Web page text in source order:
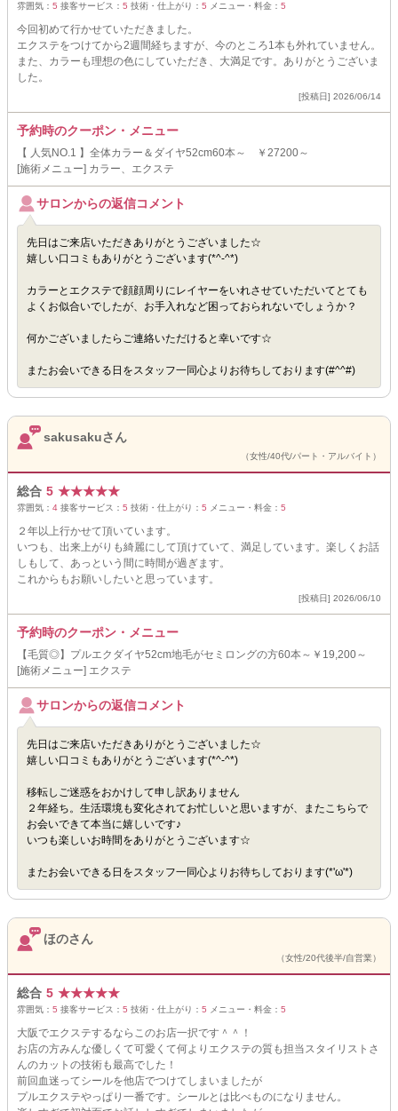
雰囲気： 5 接客サービス： 5 技術・仕上がり： 5 メニュー・料金： 5
今回初めて行かせていただきました。
エクステをつけてから2週間経ちますが、今のところ1本も外れていません。
また、カラーも理想の色にしていただき、大満足です。ありがとうございま
した。
[投稿日] 2026/06/14
予約時のクーポン・メニュー
【 人気NO.1 】全体カラー＆ダイヤ52cm60本～ ￥27200～
[施術メニュー] カラー、エクステ
サロンからの返信コメント
先日はご来店いただきありがとうございました☆
嬉しい口コミもありがとうございます(*^-^*)
カラーとエクステで顔顔周りにレイヤーをいれさせていただいてとても
よくお似合いでしたが、お手入れなど困っておられないでしょうか？
何かございましたらご連絡いただけると幸いです☆
またお会いできる日をスタッフ一同心よりお待ちしております(#^^#)
sakusakuさん
（女性/40代/パート・アルバイト）
総合 5 ★★★★★
雰囲気： 4 接客サービス： 5 技術・仕上がり： 5 メニュー・料金： 5
２年以上行かせて頂いています。
いつも、出来上がりも綺麗にして頂けていて、満足しています。楽しくお話
しもして、あっという間に時間が過ぎます。
これからもお願いしたいと思っています。
[投稿日] 2026/06/10
予約時のクーポン・メニュー
【毛質◎】プルエクダイヤ52cm地毛がセミロングの方60本～￥19,200～
[施術メニュー] エクステ
サロンからの返信コメント
先日はご来店いただきありがとうございました☆
嬉しい口コミもありがとうございます(*^-^*)
移転しご迷惑をおかけして申し訳ありません
２年経ち。生活環境も変化されてお忙しいと思いますが、またこちらで
お会いできて本当に嬉しいです♪
いつも楽しいお時間をありがとうございます☆
またお会いできる日をスタッフ一同心よりお待ちしております(*'ω'*)
ほのさん
（女性/20代後半/自営業）
総合 5 ★★★★★
雰囲気： 5 接客サービス： 5 技術・仕上がり： 5 メニュー・料金： 5
大阪でエクステするならこのお店一択です＾＾！
お店の方みんな優しくて可愛くて何よりエクステの質も担当スタイリストさ
んのカットの技術も最高でした！
前回血迷ってシールを他店でつけてしまいましたが
プルエクステやっぱり一番です。シールとは比べものになりません。